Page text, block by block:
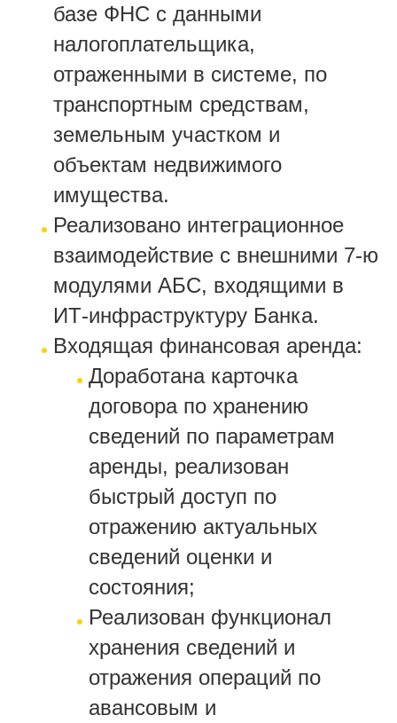
базе ФНС с данными
налогоплательщика,
отраженными в системе, по
транспортным средствам,
земельным участком и
объектам недвижимого
имущества.
Реализовано интеграционное
взаимодействие с внешними 7-ю
модулями АБС, входящими в
ИТ-инфраструктуру Банка.
Входящая финансовая аренда:
Доработана карточка
договора по хранению
сведений по параметрам
аренды, реализован
быстрый доступ по
отражению актуальных
сведений оценки и
состояния;
Реализован функционал
хранения сведений и
отражения операций по
авансовым и